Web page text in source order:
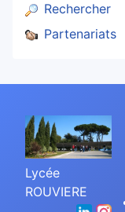
Rechercher
Partenariats
Lycée
ROUVIERE